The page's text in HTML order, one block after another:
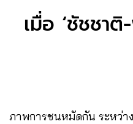
เมื่อ ‘ชัชชา
ภาพการชนหมัดกัน ระหว่าง